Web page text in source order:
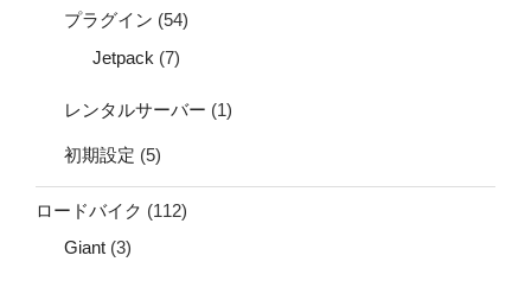
プラグイン (54)
Jetpack (7)
レンタルサーバー (1)
初期設定 (5)
ロードバイク (112)
Giant (3)